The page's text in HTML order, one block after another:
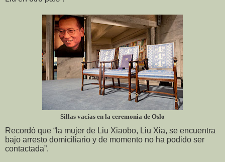
Sillas vacías en la ceremonia de Oslo
Recordó que “la mujer de Liu Xiaobo, Liu Xia, se encuentra
bajo arresto domiciliario y de momento no ha podido ser
contactada”.